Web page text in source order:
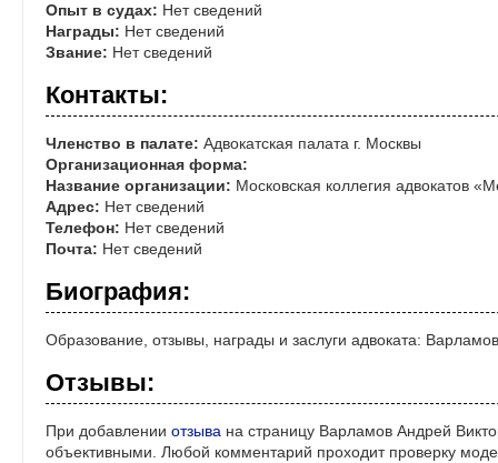
Опыт в судах: Нет сведений
Награды: Нет сведений
Звание: Нет сведений
Контакты:
Членство в палате: Адвокатская палата г. Москвы
Организационная форма:
Название организации: Московская коллегия адвокатов
Адрес: Нет сведений
Телефон: Нет сведений
Почта: Нет сведений
Биография:
Образование, отзывы, награды и заслуги адвоката:
Отзывы:
При добавлении отзыва на страницу Варламов Андрей
объективными. Любой комментарий проходит проверку